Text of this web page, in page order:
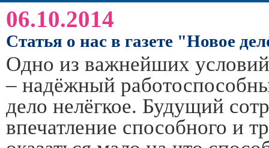
06.10.2014
Статья о нас в газете "Новое
Одно из важнейших
– надёжный
дело нелёгкое. Будущий
впечатление способного и